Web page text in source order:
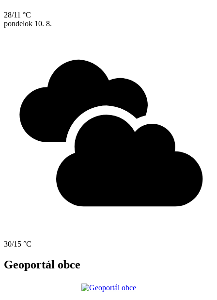
28/11 °C
pondelok 10. 8.
30/15 °C
Geoportál obce